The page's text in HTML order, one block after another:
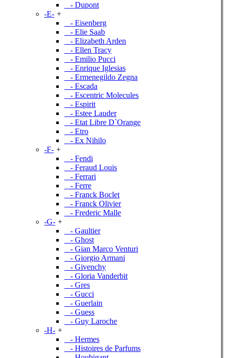
- Dupont
-E- +
- Eisenberg
- Elie Saab
- Elizabeth Arden
- Ellen Tracy
- Emilio Pucci
- Enrique Iglesias
- Ermenegildo Zegna
- Escada
- Escentric Molecules
- Espirit
- Estee Lauder
- Etat Libre D`Orange
- Etro
- Ex Nihilo
-F- +
- Fendi
- Feraud Louis
- Ferrari
- Ferre
- Franck Boclet
- Franck Olivier
- Frederic Malle
-G- +
- Gaultier
- Ghost
- Gian Marco Venturi
- Giorgio Armani
- Givenchy
- Gloria Vanderbit
- Gres
- Gucci
- Guerlain
- Guess
- Guy Laroche
-H- +
- Hermes
- Histoires de Parfums